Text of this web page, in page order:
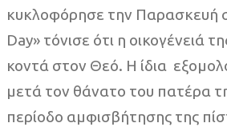
κυκλοφόρησε την Παρασκευή
Day» τόνισε ότι η οικογένειά
κοντά στον Θεό. Η ίδια
μετά τον θάνατο του πατέρα
περίοδο αμφισβήτησης της